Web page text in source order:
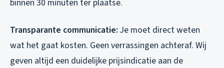
binnen 30 minuten ter plaatse.
Transparante communicatie: Je moet direct weten
wat het gaat kosten. Geen verrassingen achteraf. Wij
geven altijd een duidelijke prijsindicatie aan de